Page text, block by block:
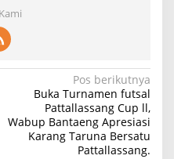
Pos berikutnya
Buka Turnamen futsal
Pattallassang Cup ll,
Wabup Bantaeng Apresiasi
Karang Taruna Bersatu
Pattallassang.